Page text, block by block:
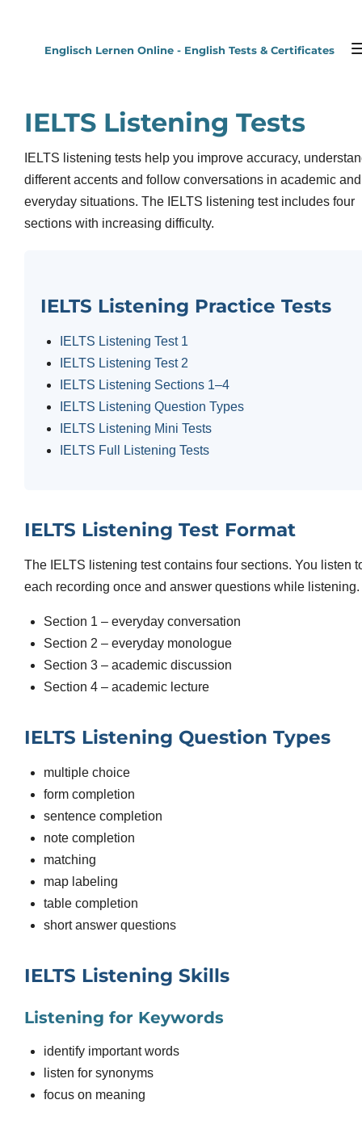
Englisch Lernen Online - English Tests & Certificates
IELTS Listening Tests
IELTS listening tests help you improve accuracy,
different accents and follow conversations in academic and
everyday situations. The IELTS listening test includes four
sections with increasing difficulty.
IELTS Listening Practice Tests
IELTS Listening Test 1
IELTS Listening Test 2
IELTS Listening Sections 1–4
IELTS Listening Question Types
IELTS Listening Mini Tests
IELTS Full Listening Tests
IELTS Listening Test Format
The IELTS listening test contains four sections. You listen
each recording once and answer questions while listening.
Section 1 – everyday conversation
Section 2 – everyday monologue
Section 3 – academic discussion
Section 4 – academic lecture
IELTS Listening Question Types
multiple choice
form completion
sentence completion
note completion
matching
map labeling
table completion
short answer questions
IELTS Listening Skills
Listening for Keywords
identify important words
listen for synonyms
focus on meaning